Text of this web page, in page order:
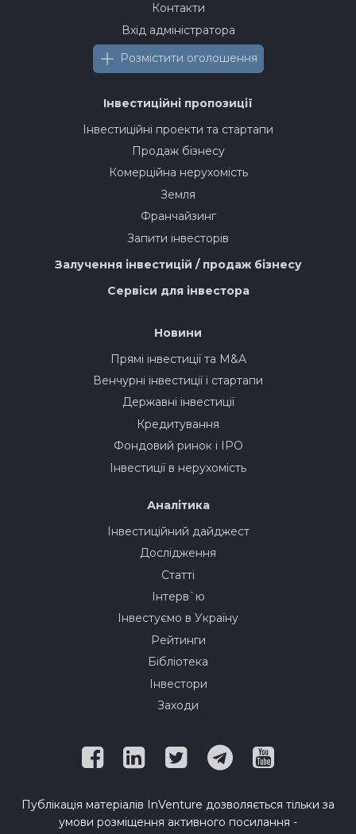
Контакти
Вхід адміністратора
Розмістити оголошення
Інвестиційні пропозиції
Інвестиційні проекти та стартапи
Продаж бізнесу
Комерційна нерухомість
Земля
Франчайзинг
Запити інвесторів
Залучення інвестицій / продаж бізнесу
Сервіси для інвестора
Новини
Прямі інвестиції та M&A
Венчурні інвестиції і стартапи
Державні інвестиції
Кредитування
Фондовий ринок і IPO
Інвестиції в нерухомість
Аналітика
Інвестиційний дайджест
Дослідження
Статті
Інтерв`ю
Інвестуємо в Україну
Рейтинги
Бібліотека
Інвестори
Заходи
Публікація матеріалів InVenture дозволяється тільки за
умови розміщення активного посилання -